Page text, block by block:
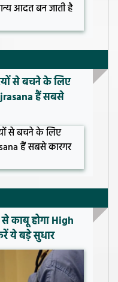
से बचने के लिए
हैं सबसे
काबू होगा High
ये बड़े सुधार